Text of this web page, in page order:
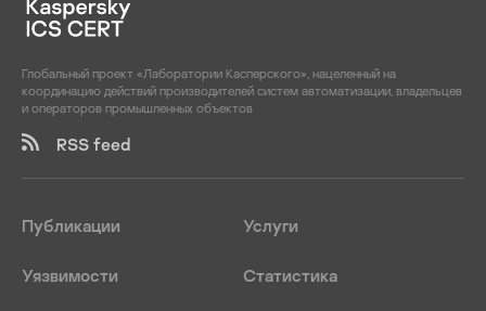
Глобальный проект «Лаборатории Касперского», нацеленный на
координацию действий производителей систем автоматизации, владельцев
и операторов промышленных объектов
RSS feed
Публикации Услуги
Уязвимости Статистика